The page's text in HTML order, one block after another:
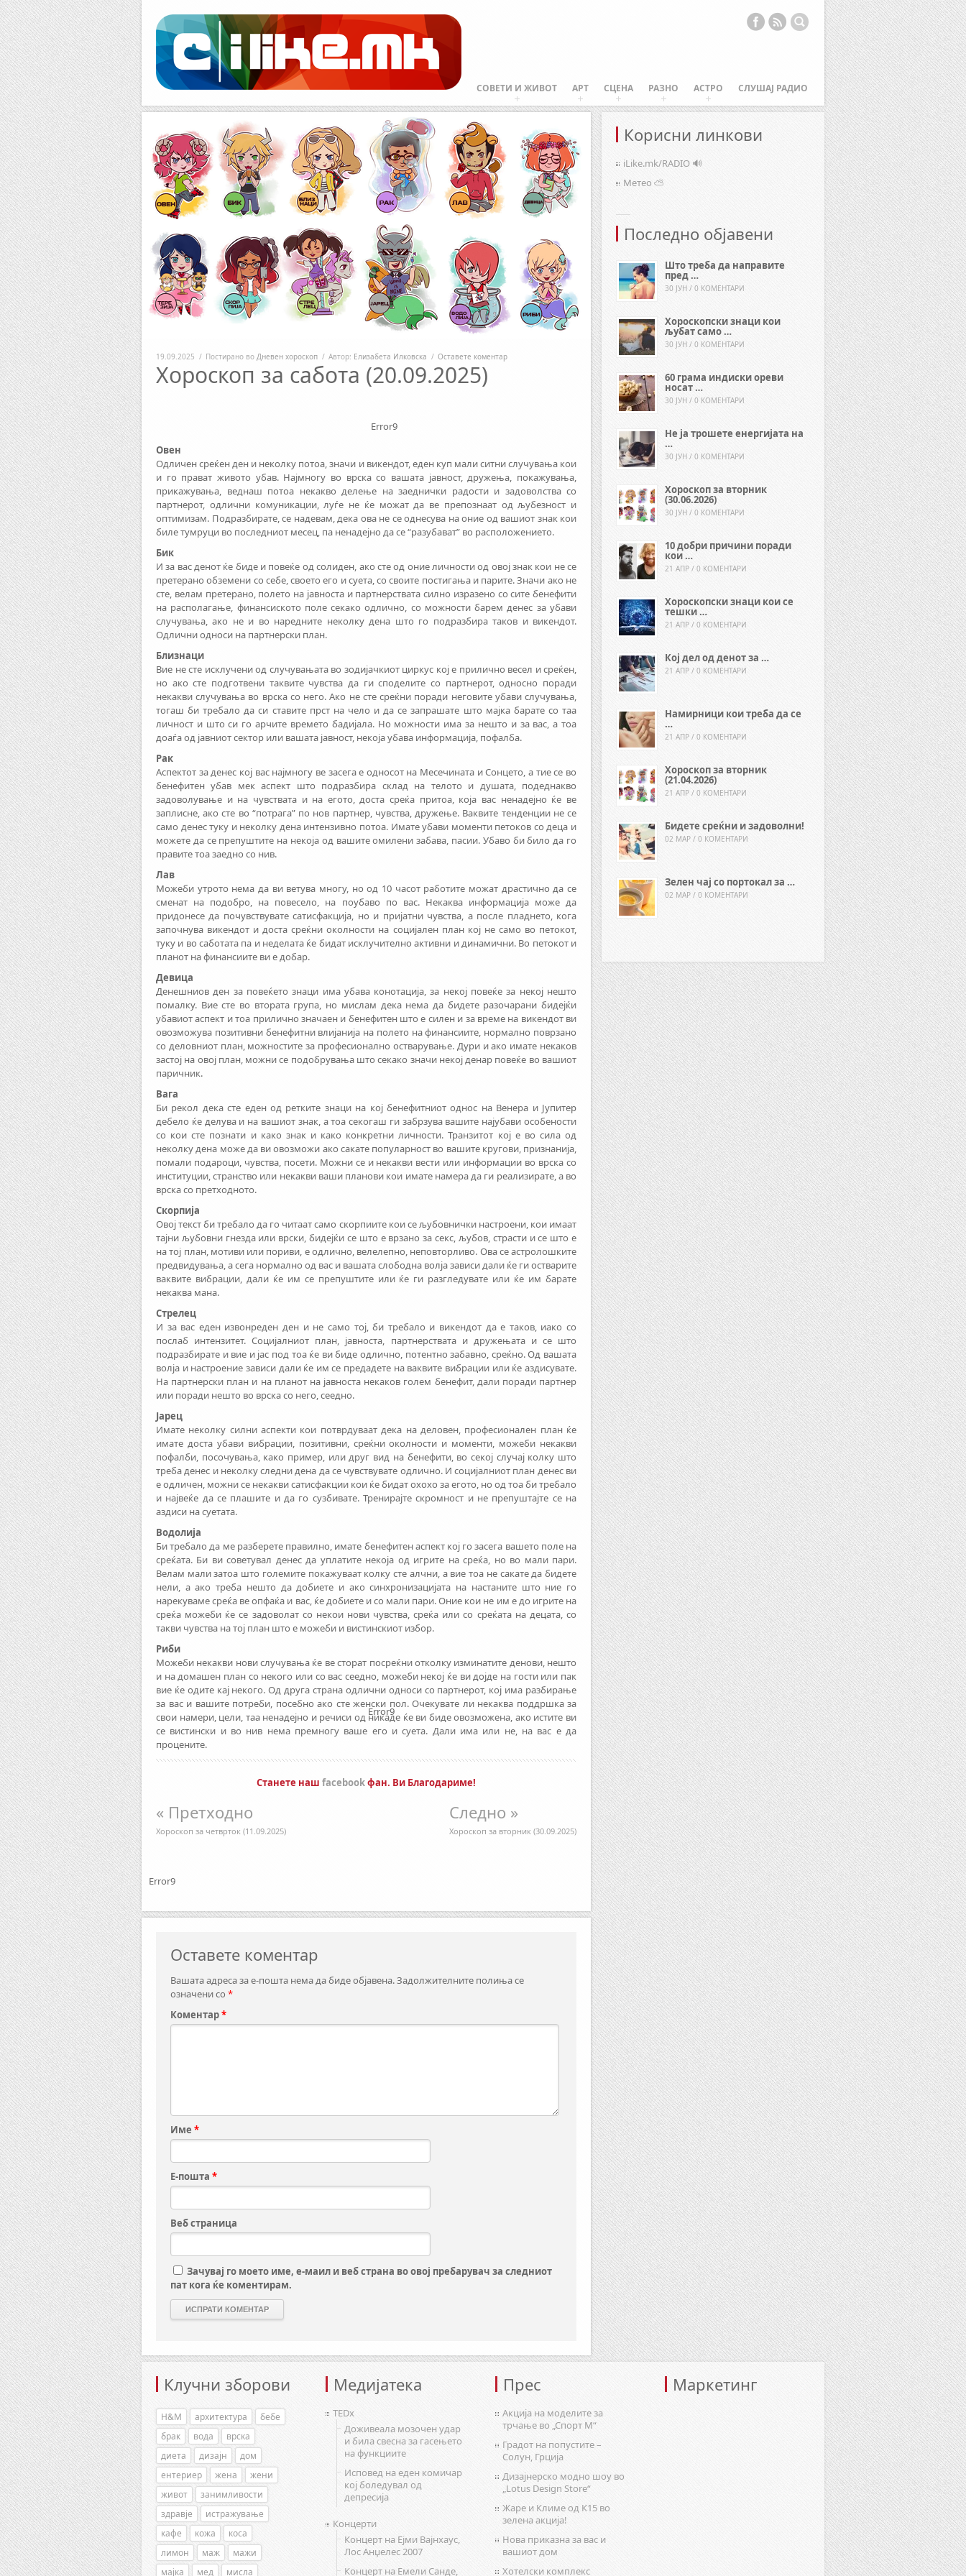
Facebook
RSS
СОВЕТИ И ЖИВОТ АРТ СЦЕНА РАЗНО АСТРО СЛУШАЈ РАДИО
19.09.2025 / Постирано во Дневен хороскоп / Автор: Елизабета Илковска / Оставете коментар
Хороскоп за сабота (20.09.2025)
Error9
Овен
Одличен среќен ден и неколку потоа, значи и викендот, еден куп мали ситни случувања кои
и го прават живото убав. Најмногу во врска со вашата јавност, дружења, покажувања,
прикажувања, веднаш потоа некакво делење на заеднички радости и задоволства со
партнерот, одлични комуникации, луѓе не ќе можат да ве препознаат од љубезност и
оптимизам. Подразбирате, се надевам, дека ова не се однесува на оние од вашиот знак кои
биле тумруци во последниот месец, па ненадејно да се “разубават” во расположението.
Бик
И за вас денот ќе биде и повеќе од солиден, ако сте од оние личности од овој знак кои не се
претерано обземени со себе, своето его и суета, со своите постигања и парите. Значи ако не
сте, велам претерано, полето на јавноста и партнерствата силно изразено со сите бенефити
на располагање, финансиското поле секако одлично, со можности барем денес за убави
случувања, ако не и во наредните неколку дена што го подразбира таков и викендот.
Одлични односи на партнерски план.
Близнаци
Вие не сте исклучени од случувањата во зодијачкиот циркус кој е прилично весел и среќен,
но ако сте подготвени таквите чувства да ги споделите со партнерот, односно поради
некакви случувања во врска со него. Ако не сте среќни поради неговите убави случувања,
тогаш би требало да си ставите прст на чело и да се запрашате што мајка барате со таа
личност и што си го арчите времето бадијала. Но можности има за нешто и за вас, а тоа
доаѓа од јавниот сектор или вашата јавност, некоја убава информација, пофалба.
Рак
Аспектот за денес кој вас најмногу ве засега е односот на Месечината и Сонцето, а тие се во
бенефитен убав мек аспект што подразбира склад на телото и душата, подеднакво
задоволување и на чувствата и на егото, доста среќа притоа, која вас ненадејно ќе ве
заплисне, ако сте во “потрага” по нов партнер, чувства, дружење. Ваквите тенденции не се
само денес туку и неколку дена интензивно потоа. Имате убави моменти петоков со деца и
можете да се препуштите на некоја од вашите омилени забава, пасии. Убаво би било да го
правите тоа заедно со нив.
Лав
Можеби утрото нема да ви ветува многу, но од 10 часот работите можат драстично да се
сменат на подобро, на повесело, на поубаво по вас. Некаква информација може да
придонесе да почувствувате сатисфакција, но и пријатни чувства, а после пладнето, кога
започнува викендот и доста среќни околности на социјален план кој не само во петокот,
туку и во саботата па и неделата ќе бидат исклучително активни и динамични. Во петокот и
планот на финансиите ви е добар.
Девица
Денешниов ден за повеќето знаци има убава конотација, за некој повеќе за некој нешто
помалку. Вие сте во втората група, но мислам дека нема да бидете разочарани бидејќи
убавиот аспект и тоа прилично значаен и бенефитен што е силен и за време на викендот ви
овозможува позитивни бенефитни влијанија на полето на финансиите, нормално поврзано
со деловниот план, можностите за професионално остварување. Дури и ако имате некаков
застој на овој план, можни се подобрувања што секако значи некој денар повеќе во вашиот
паричник.
Вага
Би рекол дека сте еден од ретките знаци на кој бенефитниот однос на Венера и Јупитер
дебело ќе делува и на вашиот знак, а тоа секогаш ги забрзува вашите најубави особености
со кои сте познати и како знак и како конкретни личности. Транзитот кој е во сила од
неколку дена може да ви овозможи ако сакате популарност во вашите кругови, признанија,
помали подароци, чувства, посети. Можни се и некакви вести или информации во врска со
институции, странство или некакви ваши планови кои имате намера да ги реализирате, а во
врска со претходното.
Скорпија
Овој текст би требало да го читаат само скорпиите кои се љубовнички настроени, кои имаат
тајни љубовни гнезда или врски, бидејќи се што е врзано за секс, љубов, страсти и се што е
на тој план, мотиви или пориви, е одлично, велелепно, неповторливо. Ова се астролошките
предвидувања, а сега нормално од вас и вашата слободна волја зависи дали ќе ги остварите
ваквите вибрации, дали ќе им се препуштите или ќе ги разгледувате или ќе им барате
некаква мана.
Стрелец
И за вас еден извонреден ден и не само тој, би требало и викендот да е таков, иако со
послаб интензитет. Социјалниот план, јавноста, партнерствата и дружењата и се што
подразбирате и вие и јас под тоа ќе ви биде одлично, потентно забавно, среќно. Од вашата
волја и настроение зависи дали ќе им се предадете на ваквите вибрации или ќе аздисувате.
На партнерски план и на планот на јавноста некаков голем бенефит, дали поради партнер
или поради нешто во врска со него, сеедно.
Јарец
Имате неколку силни аспекти кои потврдуваат дека на деловен, професионален план ќе
имате доста убави вибрации, позитивни, среќни околности и моменти, можеби некакви
пофалби, посочувања, како пример, или друг вид на бенефити, во секој случај колку што
треба денес и неколку следни дена да се чувствувате одлично. И социјалниот план денес ви
е одличен, можни се некакви сатисфакции кои ќе бидат охохо за егото, но од тоа би требало
и највеќе да се плашите и да го сузбивате. Тренирајте скромност и не препуштајте се на
аздиси на суетата.
Водолија
Би требало да ме разберете правилно, имате бенефитен аспект кој го засега вашето поле на
среќата. Би ви советувал денес да уплатите некоја од игрите на среќа, но во мали пари.
Велам мали затоа што големите покажуваат колку сте алчни, а вие тоа не сакате да бидете
нели, а ако треба нешто да добиете и ако синхронизацијата на настаните што ние го
нарекуваме среќа ве опфаќа и вас, ќе добиете и со мали пари. Оние кои не им е до игрите на
среќа можеби ќе се задоволат со некои нови чувства, среќа или со среќата на децата, со
такви чувства на тој план што е можеби и вистинскиот избор.
Риби
Можеби некакви нови случувања ќе ве сторат посреќни отколку изминатите денови, нешто
и на домашен план со некого или со вас сеедно, можеби некој ќе ви дојде на гости или пак
вие ќе одите кај некого. Од друга страна одлични односи со партнерот, кој има разбирање
за вас и вашите потреби, посебно ако сте женски пол. Очекувате ли некаква поддршка за
свои намери, цели, таа ненадејно и речиси од никаде ќе ви биде овозможена, ако истите ви
се вистински и во нив нема премногу ваше его и суета. Дали има или не, на вас е да
процените.
Станете наш facebookфан. Ви Благодариме!
« Претходно
Хороскоп за четврток (11.09.2025)
Следно »
Хороскоп за вторник (30.09.2025)
Error9
Error9
Оставете коментар
Вашата адреса за е-пошта нема да биде објавена.Задолжителните полиња се
означени со *
Коментар*
Име *
Е-пошта *
Веб страница
Зачувај го моето име, е-маил и веб страна во овој пребарувач за следниот
пат кога ќе коментирам.
Корисни линкови
iLike.mk/RADIO 🔊
Метео ⛅
Последно објавени
Што треба да направите
пред …
30 ЈУН / 0 КОМЕНТАРИ
Хороскопски знаци кои
љубат само …
30 ЈУН / 0 КОМЕНТАРИ
60 грама индиски ореви
носат …
30 ЈУН / 0 КОМЕНТАРИ
Не ја трошете енергијата на
…
30 ЈУН / 0 КОМЕНТАРИ
Хороскоп за вторник
(30.06.2026)
30 ЈУН / 0 КОМЕНТАРИ
10 добри причини поради
кои …
21 АПР / 0 КОМЕНТАРИ
Хороскопски знаци кои се
тешки …
21 АПР / 0 КОМЕНТАРИ
Кој дел од денот за …
21 АПР / 0 КОМЕНТАРИ
Намирници кои треба да се
…
21 АПР / 0 КОМЕНТАРИ
Хороскоп за вторник
(21.04.2026)
21 АПР / 0 КОМЕНТАРИ
Бидете среќни и задоволни!
02 МАР / 0 КОМЕНТАРИ
Зелен чај со портокал за …
02 МАР / 0 КОМЕНТАРИ
Клучни зборови
H&M архитектура
бебе
брак
вода
врска
диета
дизајн
дом
ентериер
жена
жени
живот
занимливости
здравје
истражување
кафе
кожа
коса
лимон
маж
мажи
мајка
мед мисла
Медијатека
TEDx
Доживеала мозочен удар
и била свесна за гасењето
на функциите
Исповед на еден комичар
кој боледувал од
депресија
Концерти
Концерт на Ејми Вајнхаус,
Лос Анџелес 2007
Концерт на Емели Санде,
Прес
Акција на моделите за
трчање во „Спорт М“
Градот на попустите –
Солун, Грција
Дизајнерско модно шоу во
„Lotus Design Store“
Жаре и Климе од К15 во
зелена акција!
Нова приказна за вас и
вашиот дом
Хотелски комплекс
Маркетинг